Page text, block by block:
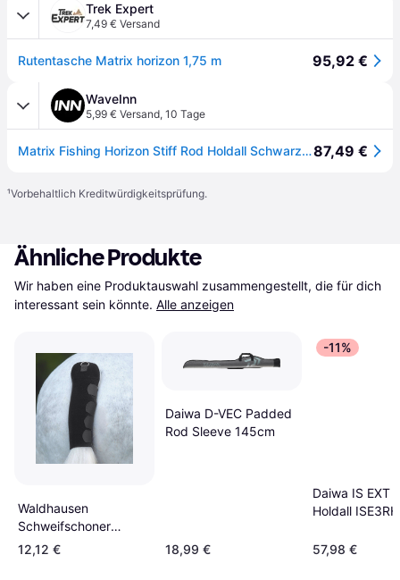
Trek Expert
7,49 € Versand
Rutentasche Matrix horizon 1,75 m 95,92 €
WaveInn
5,99 € Versand, 10 Tage
Matrix Fishing Horizon Stiff Rod Holdall Schwarz 175 cm87,49 €
¹Vorbehaltlich Kreditwürdigkeitsprüfung.
Ähnliche Produkte
Wir haben eine Produktauswahl zusammengestellt, die für dich
interessant sein könnte. Alle anzeigen
Waldhausen
Schweifschoner
Schwarz
12,12 €
Daiwa D-VEC Padded
Rod Sleeve 145cm
18,99 €
-11%
Daiwa IS EXT
Holdall ISE3RH
57,98 €